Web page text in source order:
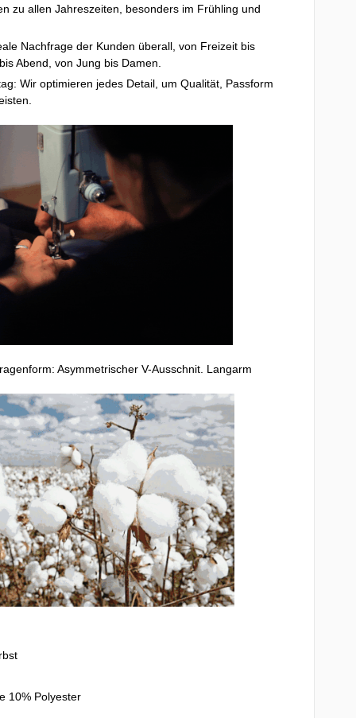
zu allen Jahreszeiten, besonders im Frühling und
Nachfrage der Kunden überall, von Freizeit bis
Abend, von Jung bis Damen.
Wir optimieren jedes Detail, um Qualität, Passform
Asymmetrischer V-Ausschnit. Langarm
10% Polyester